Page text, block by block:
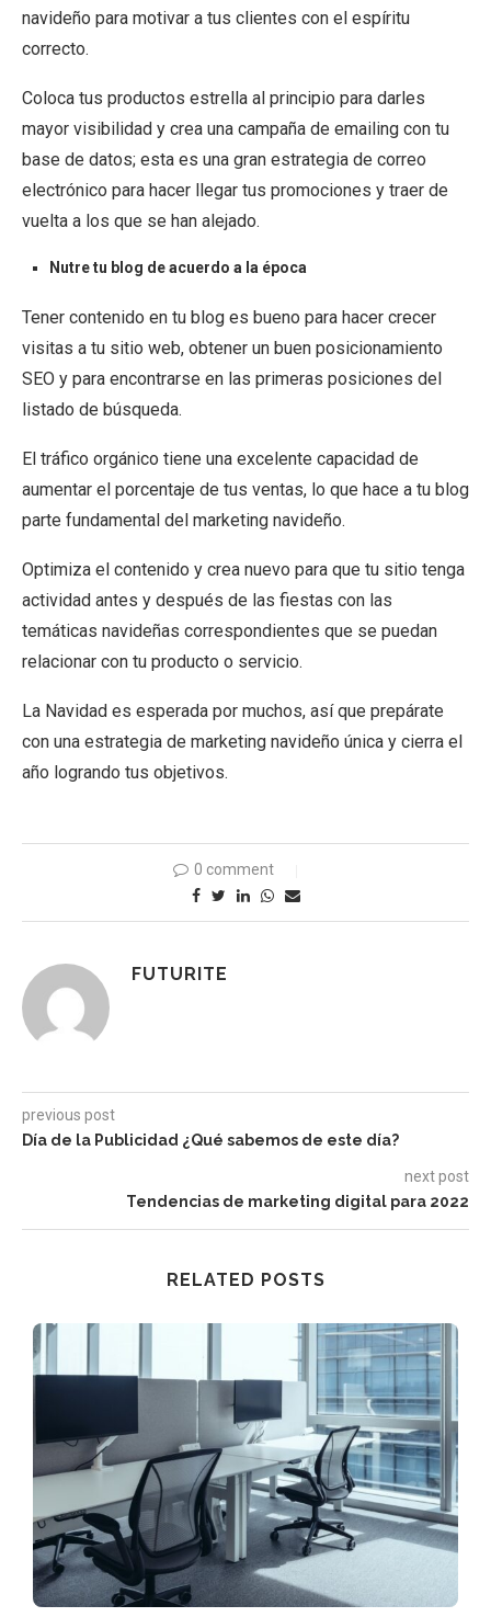
navideño para motivar a tus clientes con el espíritu
correcto.
Coloca tus productos estrella al principio para darles
mayor visibilidad y crea una campaña de emailing con tu
base de datos; esta es una gran estrategia de correo
electrónico para hacer llegar tus promociones y traer de
vuelta a los que se han alejado.
Nutre tu blog de acuerdo a la época
Tener contenido en tu blog es bueno para hacer crecer
visitas a tu sitio web, obtener un buen posicionamiento
SEO y para encontrarse en las primeras posiciones del
listado de búsqueda.
El tráfico orgánico tiene una excelente capacidad de
aumentar el porcentaje de tus ventas, lo que hace a tu blog
parte fundamental del marketing navideño.
Optimiza el contenido y crea nuevo para que tu sitio tenga
actividad antes y después de las fiestas con las
temáticas navideñas correspondientes que se puedan
relacionar con tu producto o servicio.
La Navidad es esperada por muchos, así que prepárate
con una estrategia de marketing navideño única y cierra el
año logrando tus objetivos.
0 comment
FUTURITE
previous post
Día de la Publicidad ¿Qué sabemos de este día?
next post
Tendencias de marketing digital para 2022
RELATED POSTS